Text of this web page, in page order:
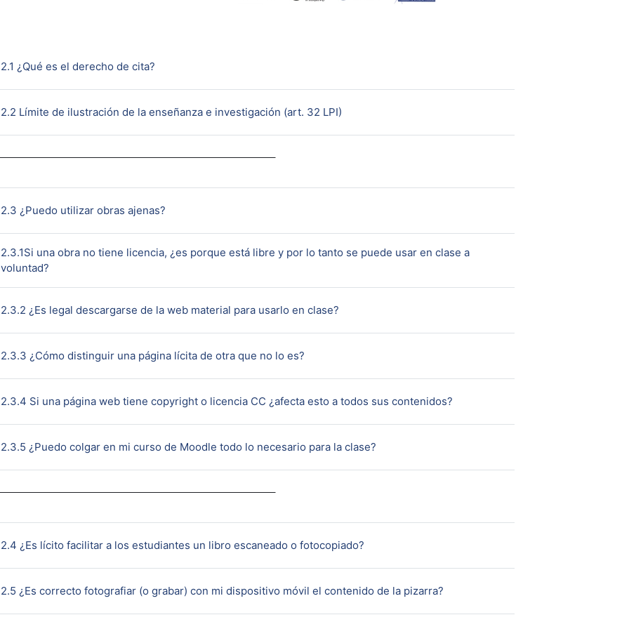
2.1 ¿Qué es el derecho de cita?Page
2.2 Límite de ilustración de la enseñanza e investigación (art. 32 LPI)Page
2.3 ¿Puedo utilizar obras ajenas?Page
2.3.1Si una obra no tiene licencia, ¿es porque está libre y por lo tanto se puede usar en clase a
voluntad?Page
2.3.2 ¿Es legal descargarse de la web material para usarlo en clase?Page
2.3.3 ¿Cómo distinguir una página lícita de otra que no lo es?Page
2.3.4 Si una página web tiene copyright o licencia CC ¿afecta esto a todos sus contenidos?Page
2.3.5 ¿Puedo colgar en mi curso de Moodle todo lo necesario para la clase?Page
2.4 ¿Es lícito facilitar a los estudiantes un libro escaneado o fotocopiado?Page
2.5 ¿Es correcto fotografiar (o grabar) con mi dispositivo móvil el contenido de la pizarra?Page